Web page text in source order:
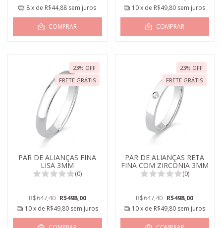
8x de R$44,88 sem juros
COMPRAR
10x de R$49,80 sem juros
COMPRAR
23% OFF
FRETE GRÁTIS
PAR DE ALIANÇAS FINA
LISA 3MM
(0)
R$647,40 R$498,00
10x de R$49,80 sem juros
23% OFF
FRETE GRÁTIS
PAR DE ALIANÇAS RETA
FINA COM ZIRCONIA 3MM
(0)
R$647,40 R$498,00
10x de R$49,80 sem juros